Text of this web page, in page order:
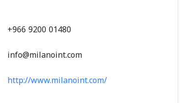
+966 9200 01480
info@milanoint.com
http://www.milanoint.com/